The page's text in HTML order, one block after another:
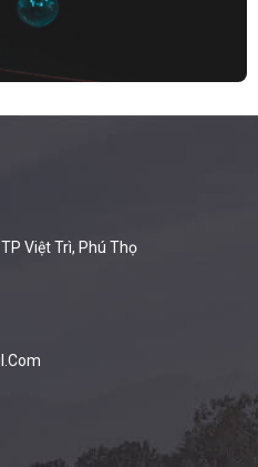
Việt Trì, Phú Thọ